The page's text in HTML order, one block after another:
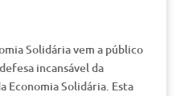
Solidária vem a público
incansável da
Economia Solidária. Esta